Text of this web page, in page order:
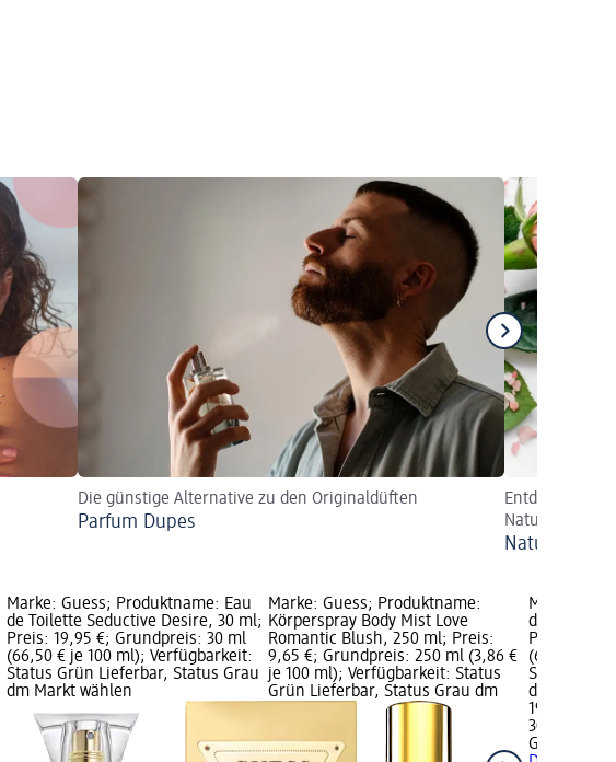
Die günstige Alternative zu den Originaldüften
Parfum Dupes
Entdecken Sie
Marke: Guess; Produktname: Eau
de Toilette Seductive Desire, 30 ml;
Preis: 19,95 €; Grundpreis: 30 ml
(66,50 € je 100 ml); Verfügbarkeit:
Status Grün Lieferbar, Status Grau
dm Markt wählen
Marke: Guess; Produktname:
Körperspray Body Mist Love
Romantic Blush, 250 ml; Preis:
9,65 €; Grundpreis: 250 ml (3,86 €
je 100 ml); Verfügbarkeit: Status
Grün Lieferbar, Status Grau dm
Marke:
de Toilette
Preis:
(66,50 € je
Status
dm Markt
19,95 €
30 ml
Guess